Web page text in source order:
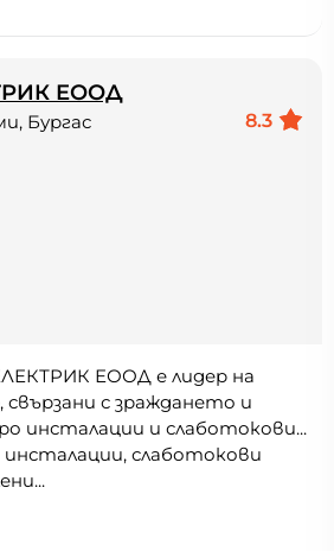
ЕООД
8.3
Бургас
ЕООД е лидер на
свързани с зраждането и
инсталации и слаботокови...
слаботокови